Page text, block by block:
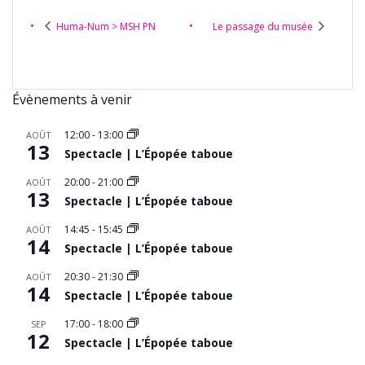
Huma-Num > MSH PN Le passage du musée
Évènements à venir
AOÛT
13
12:00- 13:00
Spectacle | L’Épopée taboue
AOÛT
13
20:00-21:00
Spectacle | L’Épopée taboue
AOÛT
14
14:45 - 15:45
Spectacle | L’Épopée taboue
AOÛT
14
20:30-21:30
Spectacle | L’Épopée taboue
SEP
12
17:00- 18:00
Spectacle | L’Épopée taboue